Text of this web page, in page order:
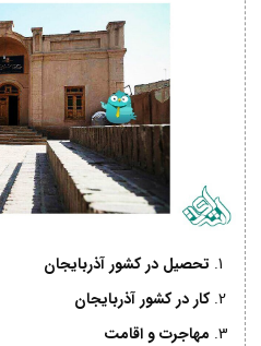
تحصیل در کشور آذربایجان
کار در کشور آذربایجان
مهاجرت و اقامت